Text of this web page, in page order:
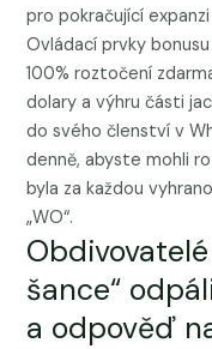
pro pokračující
Ovládací prvky
100% roztočení
dolary a výhru části
do svého členství v
denně, abyste mohli
byla za každou
„WO“.
šance“
a odpověď